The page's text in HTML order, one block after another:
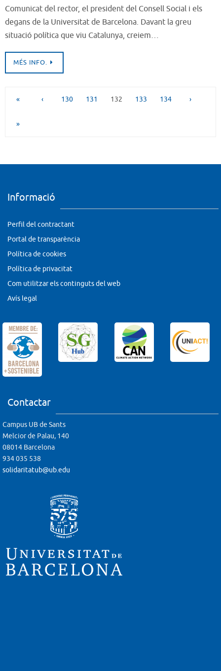
Comunicat del rector, el president del Consell Social i els
degans de la Universitat de Barcelona. Davant la greu
situació política que viu Catalunya, creiem…
MÉS INFO.
« ‹ 130 131 132 133 134 ›
»
Informació
Perfil del contractant
Portal de transparència
Política de cookies
Política de privacitat
Com utilitzar els continguts del web
Avís legal
Contactar
Campus UB de Sants
Melcior de Palau, 140
08014 Barcelona
934 035 538
solidaritatub@ub.edu